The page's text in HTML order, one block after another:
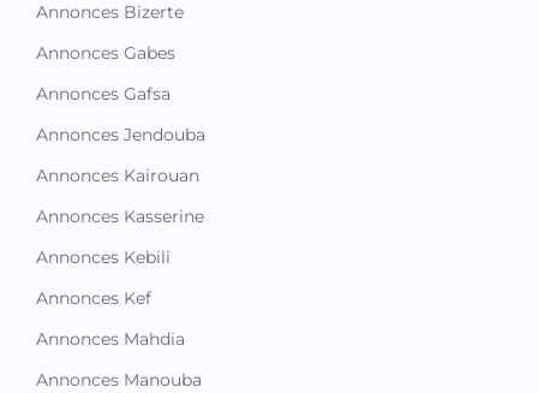
Annonces Bizerte
Annonces Gabes
Annonces Gafsa
Annonces Jendouba
Annonces Kairouan
Annonces Kasserine
Annonces Kebili
Annonces Kef
Annonces Mahdia
Annonces Manouba